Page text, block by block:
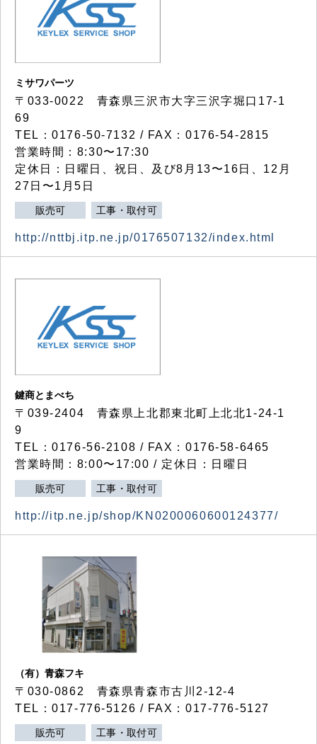
ミサワパーツ
〒033-0022 青森県三沢市大字三沢字堀口17-1
69
TEL：0176-50-7132 / FAX：0176-54-2815
営業時間：8:30〜17:30
定休日：日曜日、祝日、及び8月13〜16日、12月
27日〜1月5日
販売可 工事・取付可
http://nttbj.itp.ne.jp/0176507132/index.html
鍵商とまべち
〒039-2404 青森県上北郡東北町上北北1-24-1
9
TEL：0176-56-2108 / FAX：0176-58-6465
営業時間：8:00〜17:00 / 定休日：日曜日
販売可 工事・取付可
http://itp.ne.jp/shop/KN0200060600124377/
（有）青森フキ
〒030-0862 青森県青森市古川2-12-4
TEL：017-776-5126 / FAX：017-776-5127
販売可 工事・取付可